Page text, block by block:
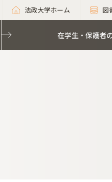
法政大学ホーム 図
在学生・保護者